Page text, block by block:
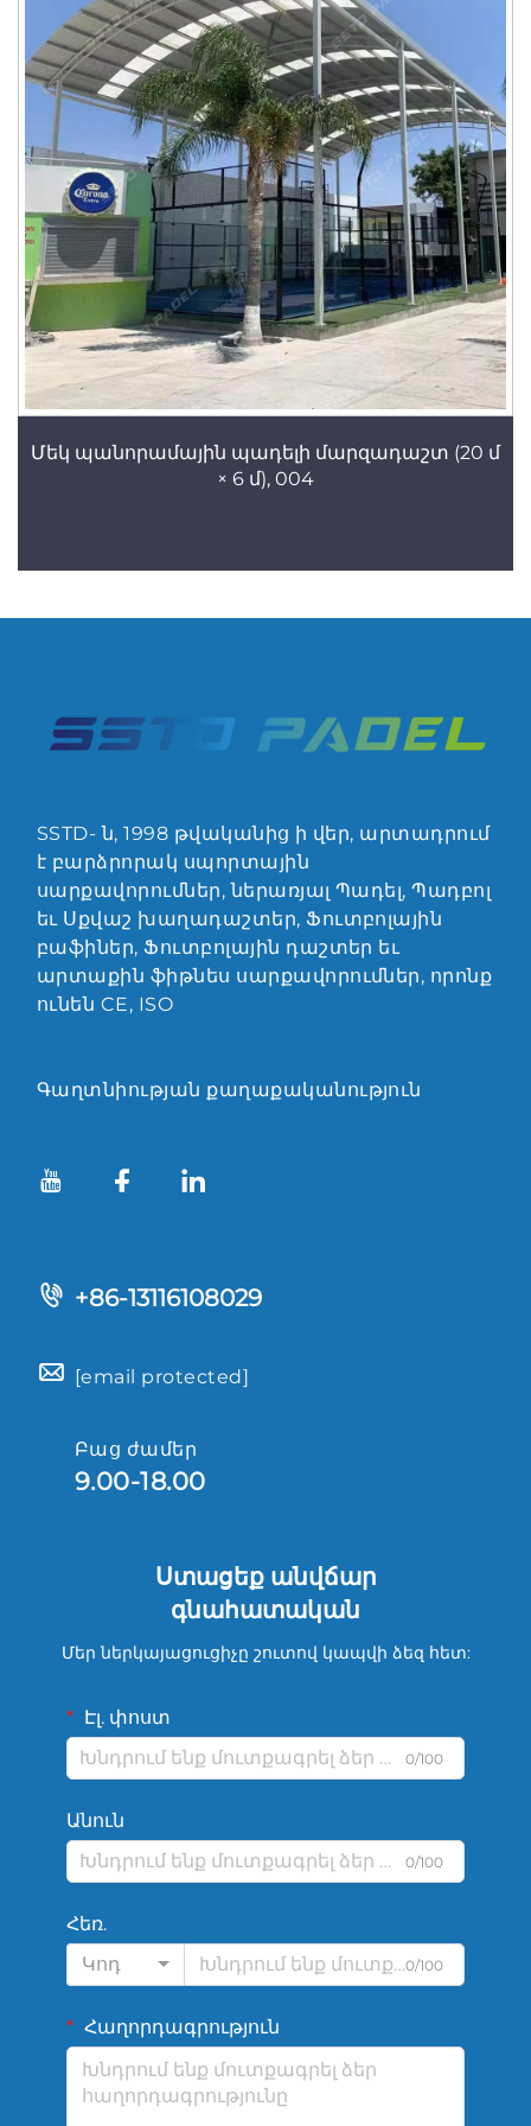
Մեկ պանորամային պադելի մարզադաշտ (20 մ
× 6 մ), 004
SSTD- ն, 1998 թվականից ի վեր, արտադրում
է բարձրորակ սպորտային
սարքավորումներ, ներառյալ Պադել, Պադբոլ
եւ Սքվաշ խաղադաշտեր, Ֆուտբոլային
բաֆիներ, Ֆուտբոլային դաշտեր եւ
արտաքին ֆիթնես սարքավորումներ, որոնք
ունեն CE, ISO
Գաղտնիության քաղաքականություն
+86-13116108029
[email protected]
Բաց ժամեր
9.00-18.00
Ստացեք անվճար
գնահատական
Մեր ներկայացուցիչը շուտով կապվի ձեզ հետ:
Էլ. փոստ
0/100
Անուն
0/100
Հեռ.
Կոդ
0/100
Հաղորդագրություն